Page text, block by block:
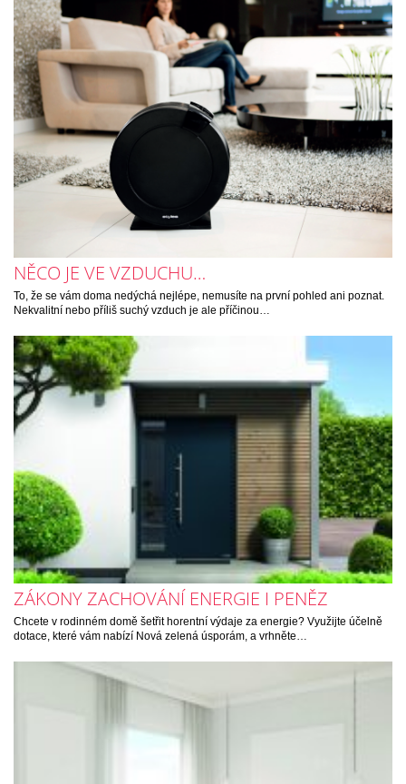
NĚCO JE VE VZDUCHU…
To, že se vám doma nedýchá nejlépe, nemusíte na první pohled ani poznat.
Nekvalitní nebo příliš suchý vzduch je ale příčinou…
ZÁKONY ZACHOVÁNÍ ENERGIE I PENĚZ
Chcete v rodinném domě šetřit horentní výdaje za energie? Využijte účelně
dotace, které vám nabízí Nová zelená úsporám, a vrhněte…